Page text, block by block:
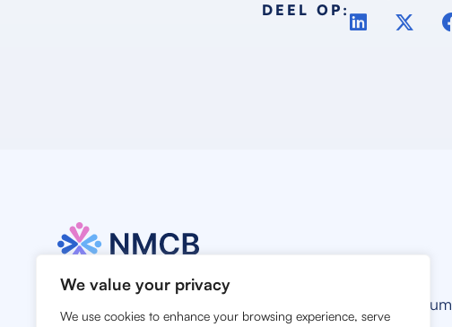
We value your privacy
We use cookies to enhance your browsing experience, serve
DEEL OP:
Cohort en Biobank consortium